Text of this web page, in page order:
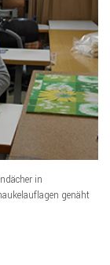
in
genäht